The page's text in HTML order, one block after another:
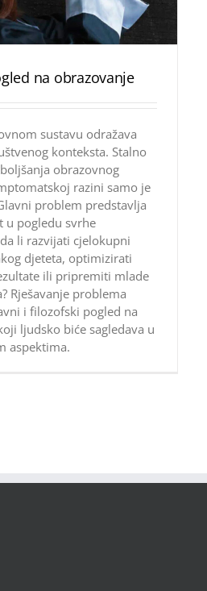
na obrazovanje
sustavu odražava
konteksta. Stalno
obrazovnog
razini samo je
problem predstavlja
u pogledu svrhe
li razvijati cjelokupni
djeteta, optimizirati
ili pripremiti mlade
Rješavanje problema
i filozofski pogled na
ljudsko biće sagledava u
aspektima.